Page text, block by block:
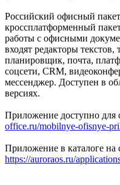
Российский офисный
кроссплатформенный
работы с офисными
входят редакторы текстов,
планировщик, почта,
соцсети, СRM,
мессенджер. Доступен в
версиях.
Приложение доступно для
office.ru/mobilnye-ofisnye-
Приложение в каталоге на
https://auroraos.ru/